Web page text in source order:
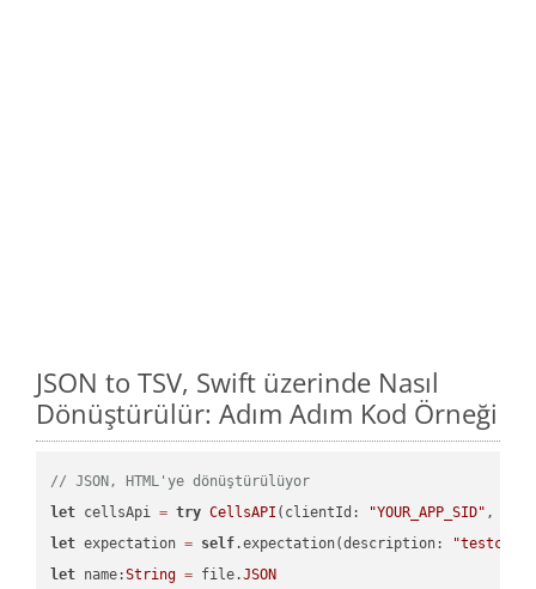
JSON to TSV, Swift üzerinde Nasıl
Dönüştürülür: Adım Adım Kod Örneği
// JSON, HTML'ye dönüştürülüyor
let cellsApi = try CellsAPI (clientId: "YOUR_APP_SID" ,
let expectation = self.expectation(description:
let name:String = file.JSON